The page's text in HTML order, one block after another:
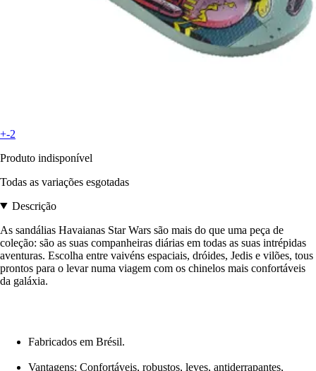
+-2
Produto indisponível
Todas as variações esgotadas
Descrição
As sandálias Havaianas Star Wars são mais do que uma peça de
coleção: são as suas companheiras diárias em todas as suas intrépidas
aventuras. Escolha entre vaivéns espaciais, dróides, Jedis e vilões, tous
prontos para o levar numa viagem com os chinelos mais confortáveis
da galáxia.
Fabricados em Brésil.
Vantagens: Confortáveis, robustos, leves, antiderrapantes,